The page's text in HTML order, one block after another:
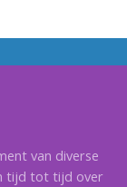
van diverse
tijd tot tijd over